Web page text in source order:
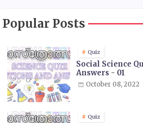
Popular Posts
Quiz
Social Science
Answers - 01
October 08, 2022
Quiz